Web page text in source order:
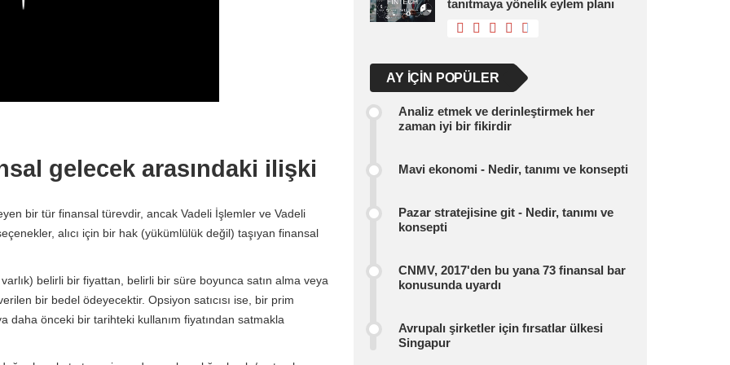
gelecek arasındaki ilişki
bir tür finansal türevdir, ancak Vadeli İşlemler ve Vadeli
alıcı için bir hak (yükümlülük değil) taşıyan finansal
belirli bir fiyattan, belirli bir süre boyunca satın alma veya
bir bedel ödeyecektir. Opsiyon satıcısı ise, bir prim
daha önceki bir tarihteki kullanım fiyatından satmakla
tanıtmaya yönelik eylem planı
AY IÇIN POPÜLER
Analiz etmek ve derinleştirmek her
zaman iyi bir fikirdir
Mavi ekonomi - Nedir, tanımı ve konsepti
Pazar stratejisine git - Nedir, tanımı ve
konsepti
CNMV, 2017'den bu yana 73 finansal bar
konusunda uyardı
Avrupalı ​​şirketler için fırsatlar ülkesi
Singapur